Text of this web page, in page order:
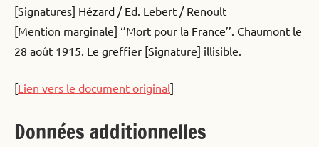
[Signatures] Hézard / Ed. Lebert / Renoult
[Mention marginale] ‘’Mort pour la France’’. Chaumont le
28 août 1915. Le greffier [Signature] illisible.
[Lien vers le document original]
Données additionnelles